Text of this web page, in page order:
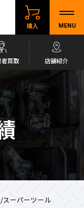
購入 MENU
買取 店舗紹介
スーパーツール